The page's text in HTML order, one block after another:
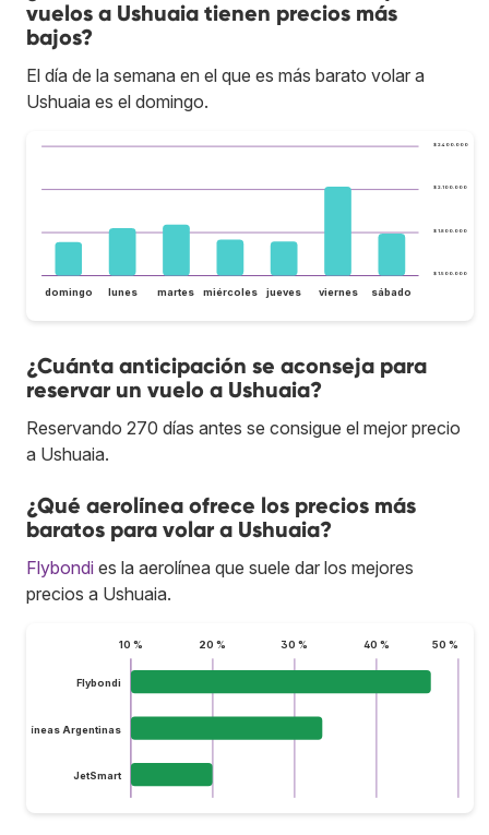
vuelos a Ushuaia tienen precios más
bajos?
El día de la semana en el que es más barato volar a
Ushuaia es el domingo.
$ 1.500.000
$ 1.800.000
$ 2.100.000
$ 2.400.000
domingo lunes martes miércoles jueves viernes sábado
¿Cuánta anticipación se aconseja para
reservar un vuelo a Ushuaia?
Reservando 270 días antes se consigue el mejor precio
a Ushuaia.
¿Qué aerolínea ofrece los precios más
baratos para volar a Ushuaia?
Flybondi es la aerolínea que suele dar los mejores
precios a Ushuaia.
10 % 20 % 30 % 40 % 50 %
Flybondi
Aerolíneas Argentinas
JetSmart